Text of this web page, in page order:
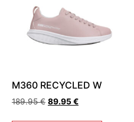
M360 RECYCLED W
189.95€ 89.95€